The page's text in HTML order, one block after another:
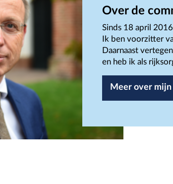
Over de
Sinds 18 april
Ik ben voorzitter
Daarnaast
en heb ik als
Meer over mijn